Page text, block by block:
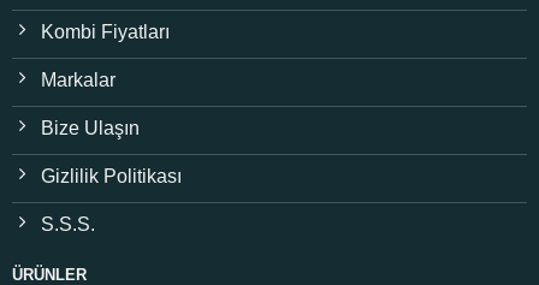
Kombi Fiyatları
Markalar
Bize Ulaşın
Gizlilik Politikası
S.S.S.
ÜRÜNLER